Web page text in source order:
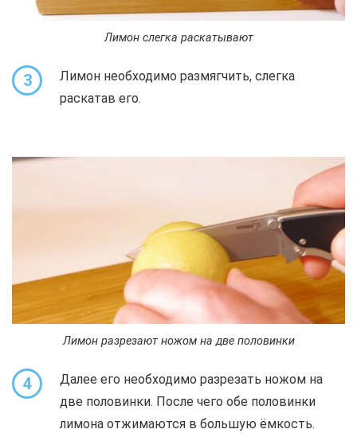
Лимон слегка раскатывают
3
Лимон необходимо размягчить, слегка
раскатав его.
Лимон разрезают ножом на две половинки
4
Далее его необходимо разрезать ножом на
две половинки. После чего обе половинки
лимона отжимаются в большую ёмкость.